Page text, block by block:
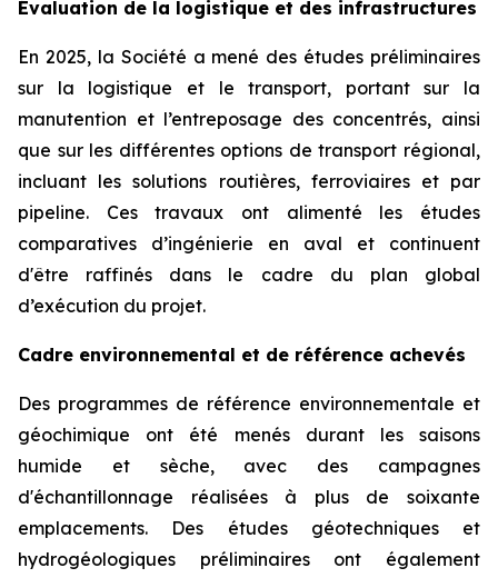
Évaluation de la logistique et des infrastructures
En 2025, la Société a mené des études préliminaires
sur la logistique et le transport, portant sur la
manutention et l’entreposage des concentrés, ainsi
que sur les différentes options de transport régional,
incluant les solutions routières, ferroviaires et par
pipeline. Ces travaux ont alimenté les études
comparatives d’ingénierie en aval et continuent
d'être raffinés dans le cadre du plan global
d’exécution du projet.
Cadre environnemental et de référence achevés
Des programmes de référence environnementale et
géochimique ont été menés durant les saisons
humide et sèche, avec des campagnes
d'échantillonnage réalisées à plus de soixante
emplacements. Des études géotechniques et
hydrogéologiques préliminaires ont également